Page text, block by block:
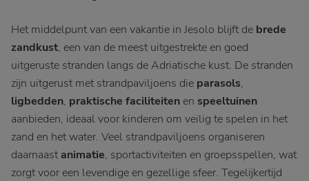
Het middelpunt van een vakantie in Jesolo blijft de brede
zandkust, een van de meest uitgestrekte en goed
uitgeruste stranden langs de Adriatische kust. De stranden
zijn uitgerust met strandpaviljoens die parasols,
ligbedden, praktische faciliteiten en speeltuinen
aanbieden, ideaal voor kinderen om veilig te spelen in het
zand en het water. Veel strandpaviljoens organiseren
daarnaastanimatie, sportactiviteiten en groepsspellen, wat
zorgt voor een levendige en gezellige sfeer. Tegelijkertijd